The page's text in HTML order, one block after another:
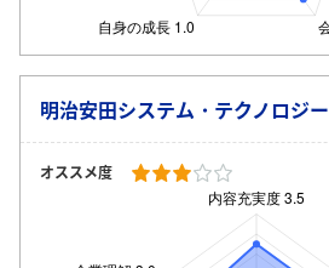
明治安田システム・テクノロジー
オススメ度